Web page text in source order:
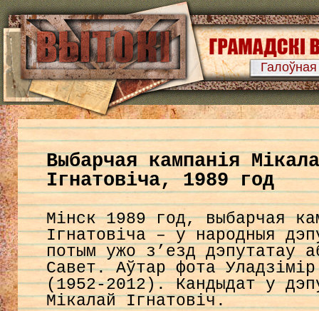
Галоўная
Выбарчая кампанія
Ігнатовіча, 1989 год
Мінск 1989 год, выбарчая
Ігнатовіча – у народныя
потым ужо з’езд дэпутатау
Савет. Аўтар фота
(1952-2012). Кандыдат у
Мікалай Ігнатовіч.